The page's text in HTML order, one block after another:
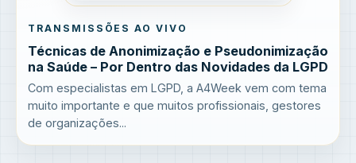
TRANSMISSÕES AO VIVO
Técnicas de Anonimização e Pseudonimização
na Saúde – Por Dentro das Novidades da LGPD
Com especialistas em LGPD, a A4Week vem com tema
muito importante e que muitos profissionais, gestores
de organizações...